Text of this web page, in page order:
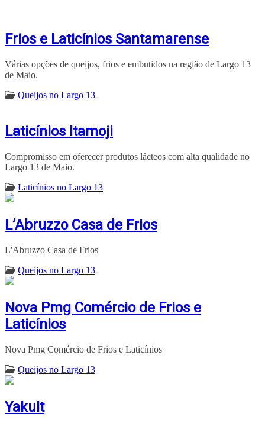
Frios e Laticínios Santamarense
Várias opções de queijos, frios e embutidos na região de Largo 13
de Maio.
Queijos no Largo 13
Laticínios Itamoji
Compromisso em oferecer produtos lácteos com alta qualidade no
Largo 13 de Maio.
Laticínios no Largo 13
L’Abruzzo Casa de Frios
L'Abruzzo Casa de Frios
Queijos no Largo 13
Nova Pmg Comércio de Frios e
Laticínios
Nova Pmg Comércio de Frios e Laticínios
Queijos no Largo 13
Yakult